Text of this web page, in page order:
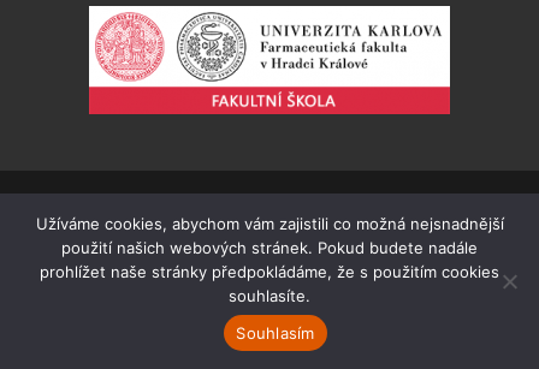
Pro Gymnázium a SOŠ Plasy vytvořil Luboš Hubáčekv
roce 2018. Webmaster Václav Jícha.
Prohlášení o přístupnosti
Mapa stránek
Užíváme cookies, abychom vám zajistili co možná nejsnadnější
použití našich webových stránek. Pokud budete nadále
prohlížet naše stránky předpokládáme, že s použitím cookies
souhlasíte.
Souhlasím